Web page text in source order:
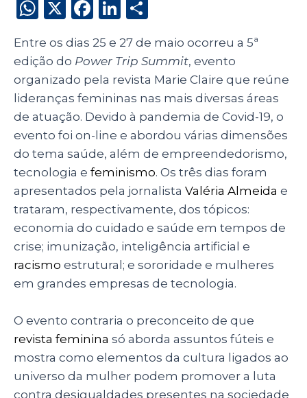
W
a
ts
A
p
p
X
F
c
e
b
o
o
k
Li
k
e
dI
n
a
re
Entre os dias 25 e 27 de maio ocorreu a 5ª
edição do Power Trip Summit, evento
organizado pela revista Marie Claire que reúne
lideranças femininas nas mais diversas áreas
de atuação. Devido à pandemia de Covid-19, o
evento foi on-line e abordou várias dimensões
do tema saúde, além de empreendedorismo,
tecnologia e feminismo. Os três dias foram
apresentados pela jornalista Valéria Almeida e
trataram, respectivamente, dos tópicos:
economia do cuidado e saúde em tempos de
crise; imunização, inteligência artificial e
racismo estrutural; e sororidade e mulheres
em grandes empresas de tecnologia.
O evento contraria o preconceito de que
revista feminina só aborda assuntos fúteis e
mostra como elementos da cultura ligados ao
universo da mulher podem promover a luta
contra desigualdades presentes na sociedade